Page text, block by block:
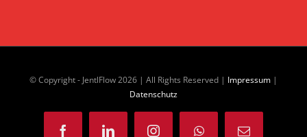
© Copyright - JentlFlow2026 | All Rights Reserved | Impressum |
Datenschutz